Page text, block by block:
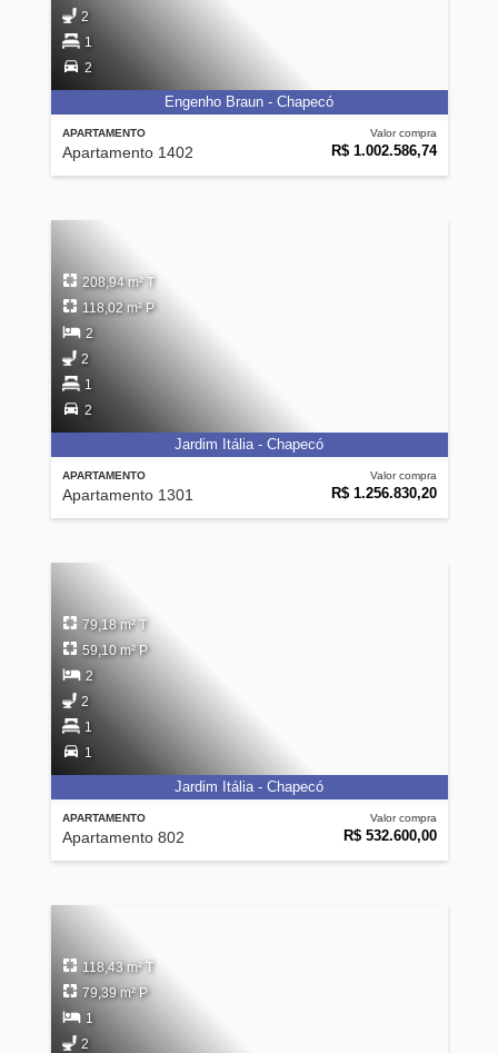
APARTAMENTO
Apartamento 1402
Valor compra
R$ 1.002.586,74
2
1
2
Engenho Braun - Chapecó
APARTAMENTO
Apartamento 1301
Valor compra
R$ 1.256.830,20
208,94 m² T
118,02 m² P
2
2
1
2
Jardim Itália - Chapecó
APARTAMENTO
Apartamento 802
Valor compra
R$ 532.600,00
79,18 m² T
59,10 m² P
2
2
1
1
Jardim Itália - Chapecó
118,43 m² T
79,39 m² P
1
2